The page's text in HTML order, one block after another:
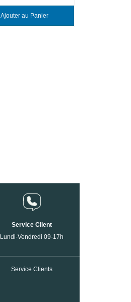
Ajouter au Panier
Service Client
Lundi-Vendredi 09-17h
Service Clients